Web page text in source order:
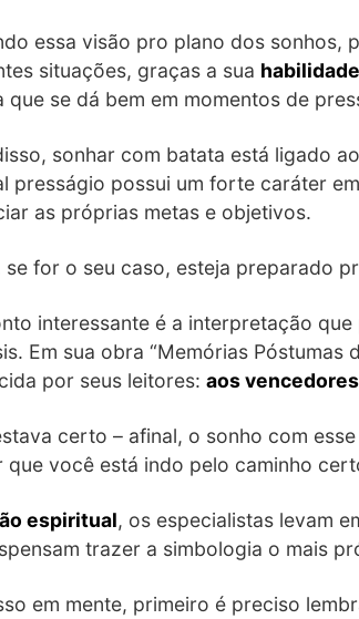
essa visão pro plano dos sonhos,
situações, graças a sua
que se dá bem em momentos de
sonhar com batata está ligado ao
presságio possui um forte caráter
as próprias metas e objetivos.
se for o seu caso, esteja preparado
interessante é a interpretação
Em sua obra “Memórias
por seus leitores: aos
certo – afinal, o sonho com
que você está indo pelo caminho
espiritual, os especialistas levam
trazer a simbologia o mais
em mente, primeiro é preciso